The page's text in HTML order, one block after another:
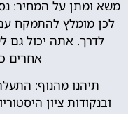
משא ומתן על המחיר:
לכן מומלץ להתמקח עם
לדרך. אתה יכול גם
אחרים
תיהנו מהנוף:
ובנקודות ציון